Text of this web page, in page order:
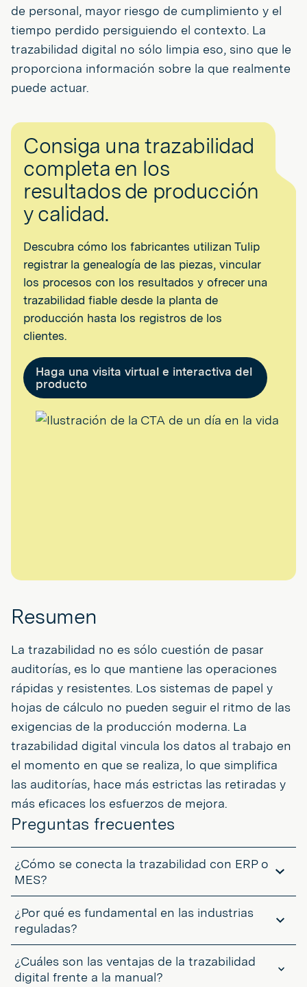
de personal, mayor riesgo de cumplimiento y el
tiempo perdido persiguiendo el contexto. La
trazabilidad digital no sólo limpia eso, sino que le
proporciona información sobre la que realmente
puede actuar.
Consiga una trazabilidad
completa en los
resultados de producción
y calidad.
Descubra cómo los fabricantes utilizan Tulip
registrar la genealogía de las piezas, vincular
los procesos con los resultados y ofrecer una
trazabilidad fiable desde la planta de
producción hasta los registros de los
clientes.
Haga una visita virtual e interactiva del
producto
Resumen
La trazabilidad no es sólo cuestión de pasar
auditorías, es lo que mantiene las operaciones
rápidas y resistentes. Los sistemas de papel y
hojas de cálculo no pueden seguir el ritmo de las
exigencias de la producción moderna. La
trazabilidad digital vincula los datos al trabajo en
el momento en que se realiza, lo que simplifica
las auditorías, hace más estrictas las retiradas y
más eficaces los esfuerzos de mejora.
Preguntas frecuentes
¿Cómo se conecta la trazabilidad con ERP o
MES?
directamente a su ERP o MES. Eso significa que los movimientos
de inventario, los controles de calidad y los eventos de
entrada.
¿Por qué es fundamental en las industrias
reguladas?
intenciones. En farmacia, dispositivos médicos o alimentación,
necesita demostrar que cada paso siguió el procedimiento y que
¿Cuáles son las ventajas de la trazabilidad
digital frente a la manual?